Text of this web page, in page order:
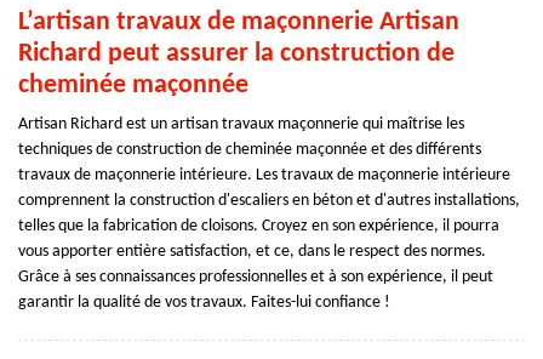
L’artisan travaux de maçonnerie Artisan
Richard peut assurer la construction de
cheminée maçonnée
Artisan Richard est un artisan travaux maçonnerie qui maîtrise les
techniques de construction de cheminée maçonnée et des différents
travaux de maçonnerie intérieure. Les travaux de maçonnerie intérieure
comprennent la construction d'escaliers en béton et d'autres installations,
telles que la fabrication de cloisons. Croyez en son expérience, il pourra
vous apporter entière satisfaction, et ce, dans le respect des normes.
Grâce à ses connaissances professionnelles et à son expérience, il peut
garantir la qualité de vos travaux. Faites-lui confiance !